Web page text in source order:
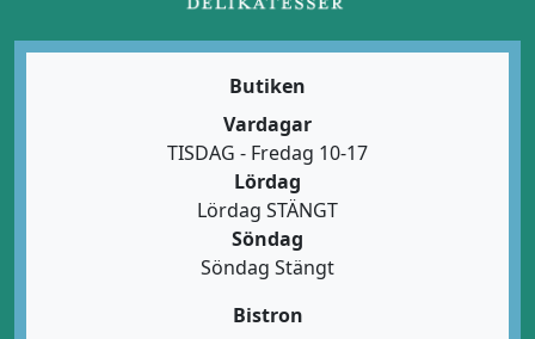
Butiken
Vardagar
TISDAG - Fredag 10-17
Lördag
Lördag STÄNGT
Söndag
Söndag Stängt
Bistron